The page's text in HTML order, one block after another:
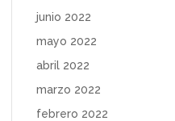
junio 2022
mayo 2022
abril 2022
marzo 2022
febrero 2022